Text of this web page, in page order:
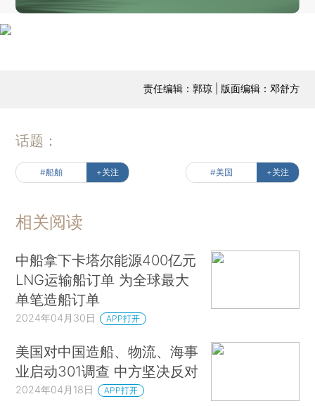
责任编辑：郭琼 | 版面编辑：邓舒方
话题：
#船舶 +关注 #美国 +关注
相关阅读
中船拿下卡塔尔能源400亿元
LNG运输船订单 为全球最大
单笔造船订单
2024年04月30日 APP打开
美国对中国造船、物流、海事
业启动301调查 中方坚决反对
2024年04月18日 APP打开